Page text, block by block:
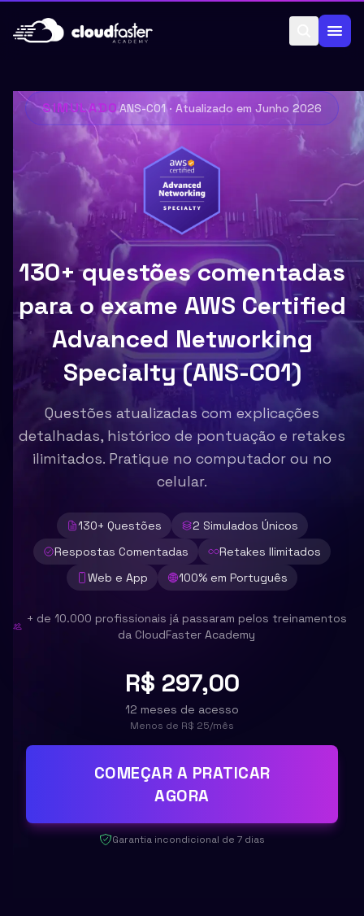
SIMULADOANS-C01· Atualizado em Junho 2026
130+ questões comentadas
para o exame AWS Certified
Advanced Networking
Specialty (ANS-C01)
Questões atualizadas com explicações
detalhadas, histórico de pontuação e retakes
ilimitados. Pratique no computador ou no
celular.
130+ Questões 2 Simulados Únicos
Respostas Comentadas
Retakes Ilimitados
Web e App
100% em Português
+ de 10.000 profissionais já passaram pelos treinamentos
da CloudFaster Academy
R$ 297,00
12 meses de acesso
Menos de R$ 25/mês
COMEÇAR A PRATICAR
AGORA
Garantia incondicional de 7 dias